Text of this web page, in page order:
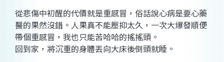
從悲傷中初醒的代價就是重感冒，俗話說心病是要心藥
醫的果然沒錯。人果真不能壓抑太久，一次大爆發順便
帶個重感冒，我也只能苦哈哈的搖搖頭。
回到家，將沉重的身體丟向大床後倒頭就睡。